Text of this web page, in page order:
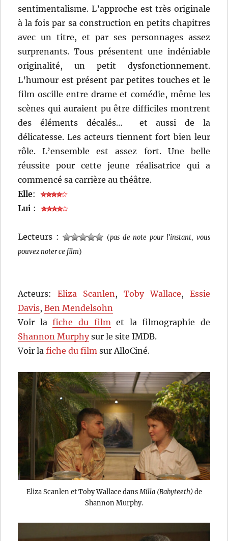
sentimentalisme. L’approche est très originale
à la fois par sa construction en petits chapitres
avec un titre, et par ses personnages assez
surprenants. Tous présentent une indéniable
originalité, un petit dysfonctionnement.
L’humour est présent par petites touches et le
film oscille entre drame et comédie, même les
scènes qui auraient pu être difficiles montrent
des éléments décalés… et aussi de la
délicatesse. Les acteurs tiennent fort bien leur
rôle. L’ensemble est assez fort. Une belle
réussite pour cette jeune réalisatrice qui a
commencé sa carrière au théâtre.
Elle:
Lui :
Lecteurs : (pas de note pour l'instant, vous
pouvez noter ce film)
Acteurs:Eliza Scanlen , Toby Wallace, Essie
Davis,Ben Mendelsohn
Voir lafiche du film et la filmographie de
Shannon Murphysur le site IMDB.
Voir lafiche du film sur AlloCiné.
Eliza Scanlen et Toby Wallace dans Milla (Babyteeth)de
Shannon Murphy.